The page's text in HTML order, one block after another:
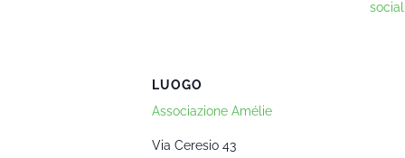
LUOGO
Associazione Amélie
Via Ceresio 43